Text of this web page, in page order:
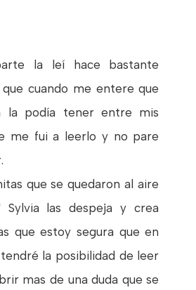
la leí hace bastante
cuando me entere que
la podía tener entre mis
me fui a leerlo y no pare
que se quedaron al aire
Sylvia las despeja y crea
que estoy segura que en
la posibilidad de leer
mas de una duda que se